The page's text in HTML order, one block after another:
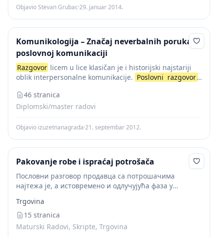
Objavio Stevan Grubac·29. januar 2014.
Komunikologija – Značaj neverbalnih poruka u
poslovnoj komunikaciji
Razgovor licem u lice klasičan je i historijski najstariji
oblik interpersonalne komunikacije. Poslovni razgovor
komuniciranja, kojim se može obaviti širok krug
aktivnosti aplikativnog...
46 stranica
Diplomski/master radovi
Objavio izuzetnanagrada·21. septembar 2012.
Pakovanje robe i ispraćaj potrošača
Пословни разговор продавца са потрошачима
најтежа је, а истовремено и одлучујућа фаза у
јесте склапање споразума о купопродаји робе између
продавца и потрошача. За...
Trgovina
15 stranica
Maturski Radovi, Skripte, Trgovina